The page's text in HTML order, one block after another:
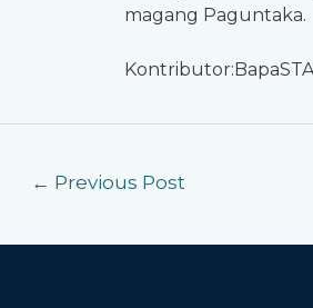
magang Paguntaka.
← Previous Post